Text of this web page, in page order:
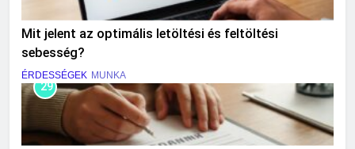
Mit jelent az optimális letöltési és feltöltési
sebesség?
ÉRDESSÉGEK MUNKA
29